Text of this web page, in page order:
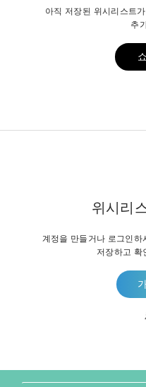
아직 저장된 위시리스트
추
위시리
계정을 만들거나 로그인
저장하고 확